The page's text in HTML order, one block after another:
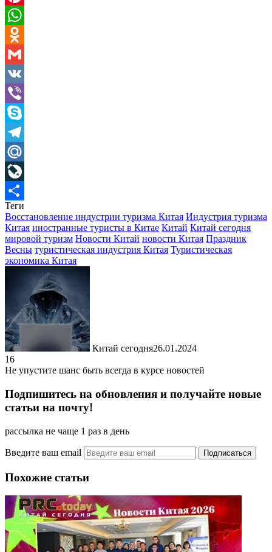
Pinterest
WhatsApp
Odnoklassniki
Gmail
VK
Viber
Skype
Telegram
Mail.Ru
LiveJournal
Отправить
Теги
Восстановление индустрии туризма Китая Индустрия туризма
Китая иностранные туристы в Китае Китай Китай сегодня
мировой туризм Новости Китай новости Китая Праздник
Весны туристическая индустрия Китая Туристическая
экономика Китая
Китай сегодня26.01.2024
16
Не упустите шанс быть всегда в курсе новостей
Подпишитесь на обновления и получайте новые
статьи на почту!
рассылка не чаще 1 раз в день
Введите ваш email
Похожие статьи